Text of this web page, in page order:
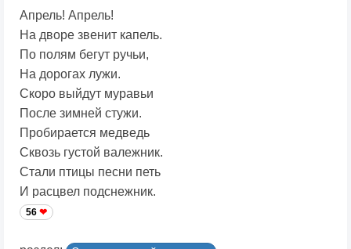
Апрель! Апрель!
На дворе звенит капель.
По полям бегут ручьи,
На дорогах лужи.
Скоро выйдут муравьи
После зимней стужи.
Пробирается медведь
Сквозь густой валежник.
Стали птицы песни петь
И расцвел подснежник.
56